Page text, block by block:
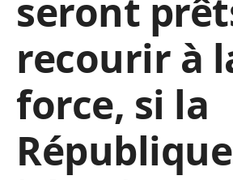
seront
recourir à
force, si la
République